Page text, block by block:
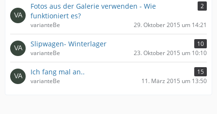
Fotos aus der Galerie verwenden - Wie
funktioniert es?
2
varianteBe 29. Oktober 2015 um 14:21
Slipwagen- Winterlager
10
varianteBe
23. Oktober 2015 um 10:10
Ich fang mal an..
15
varianteBe
11. März 2015 um 13:50